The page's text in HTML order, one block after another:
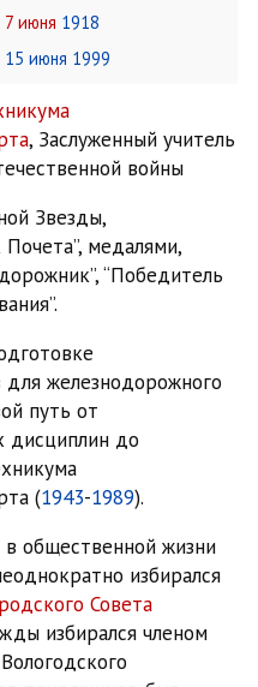
7 июня 1918
15 июня 1999
, Заслуженный учитель
войны
Звезды,
медалями,
“Победитель
железнодорожного
путь от
дисциплин до
(1943-1989).
общественной жизни
избирался
Совета
избирался членом